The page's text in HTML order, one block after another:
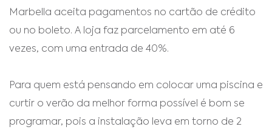
Marbella aceita pagamentos no cartão de crédito
ou no boleto. A loja faz parcelamento em até 6
vezes, com uma entrada de 40%.
Para quem está pensando em colocar uma piscina e
curtir o verão da melhor forma possível é bom se
programar, pois a instalação leva em torno de 2